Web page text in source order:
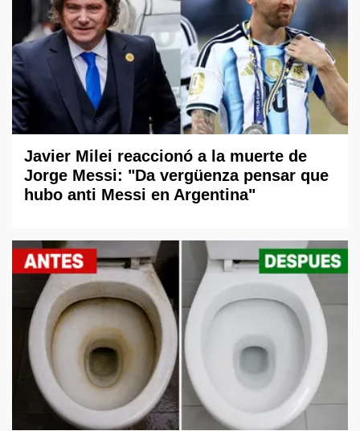
Javier Milei reaccionó a la muerte de
Jorge Messi: "Da vergüenza pensar que
hubo anti Messi en Argentina"